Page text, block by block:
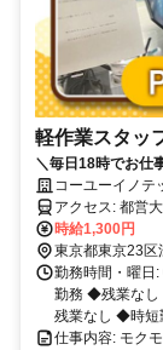
軽作業スタッ
＼毎日18時でお仕
年2回あり/土日祝
コーユーイノテ
アクセス: 都営大江戸線 清澄白河駅：徒歩6分 東京メトロ半蔵門
線 水天宮前駅
時給1,300円
東京都東京23区
勤務時間・曜日
勤務 ◆残業なし
残業なし ◆時短
仕事内容: モク